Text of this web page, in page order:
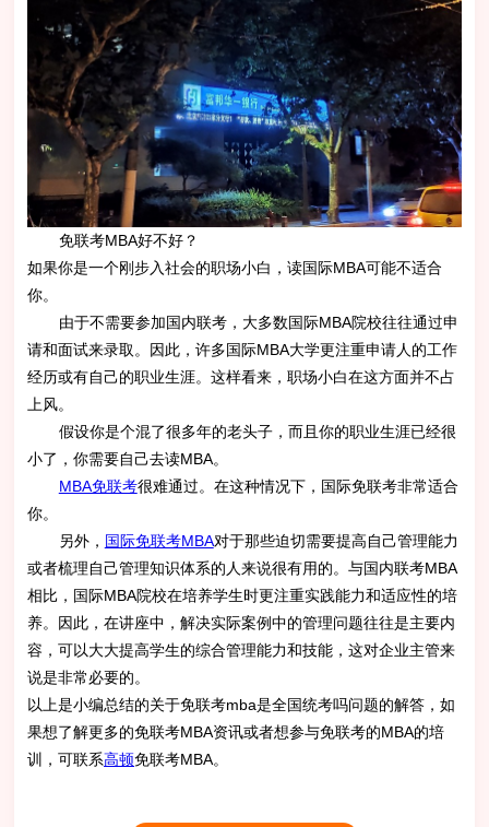
免联考MBA好不好？
如果你是一个刚步入社会的职场小白，读国际MBA可能不适合
你。
由于不需要参加国内联考，大多数国际MBA院校往往通过申
请和面试来录取。因此，许多国际MBA大学更注重申请人的工作
经历或有自己的职业生涯。这样看来，职场小白在这方面并不占
上风。
假设你是个混了很多年的老头子，而且你的职业生涯已经很
小了，你需要自己去读MBA。
MBA免联考很难通过。在这种情况下，国际免联考非常适合
你。
另外， 国际免联考MBA对于那些迫切需要提高自己管理能力
或者梳理自己管理知识体系的人来说很有用的。与国内联考MBA
相比，国际MBA院校在培养学生时更注重实践能力和适应性的培
养。因此，在讲座中，解决实际案例中的管理问题往往是主要内
容，可以大大提高学生的综合管理能力和技能，这对企业主管来
说是非常必要的。
以上是小编总结的关于免联考mba是全国统考吗问题的解答，如
果想了解更多的免联考MBA资讯或者想参与免联考的MBA的培
训，可联系高顿免联考MBA。